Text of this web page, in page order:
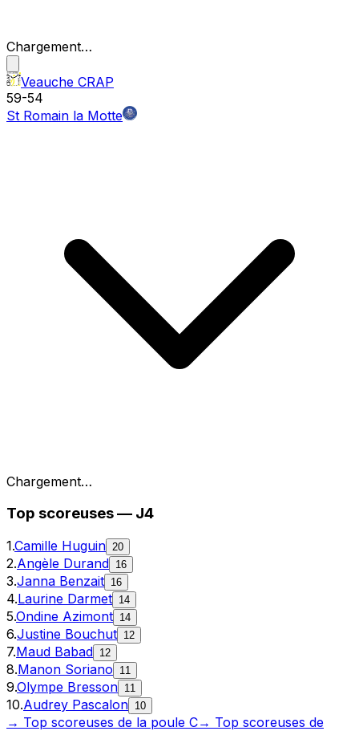
Chargement…
Veauche CRAP
59-54
St Romain la Motte
Chargement…
Top scoreuses— J4
1.Camille Huguin 20
2.Angèle Durand 16
3.Janna Benzait 16
4.Laurine Darmet 14
5.Ondine Azimont 14
6.Justine Bouchut 12
7.Maud Babad 12
8.Manon Soriano 11
9.Olympe Bresson 11
10.Audrey Pascalon 10
→ Top scoreuses de la poule C→ Top scoreuses de